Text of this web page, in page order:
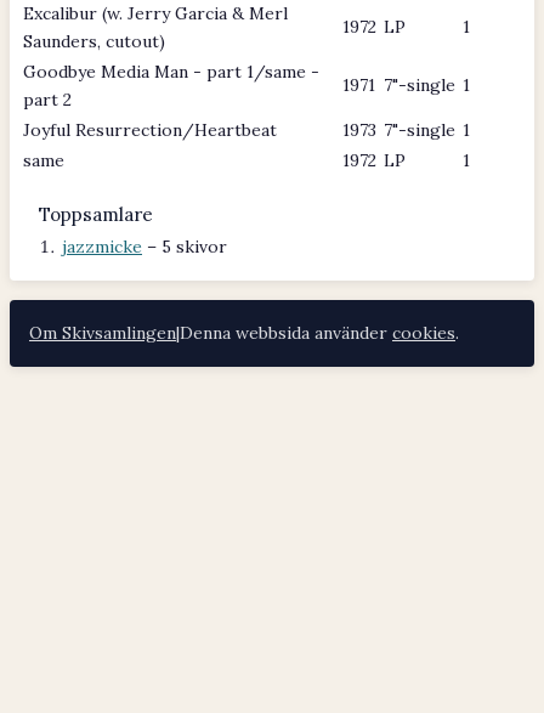
Excalibur (w. Jerry Garcia & Merl
Saunders, cutout)
1972 LP 1
Goodbye Media Man - part 1/same -
part 2
1971 7"-single 1
Joyful Resurrection/Heartbeat 1973 7"-single 1
same
1972 LP 1
Toppsamlare
jazzmicke – 5 skivor
Om Skivsamlingen|Denna webbsida använder cookies.